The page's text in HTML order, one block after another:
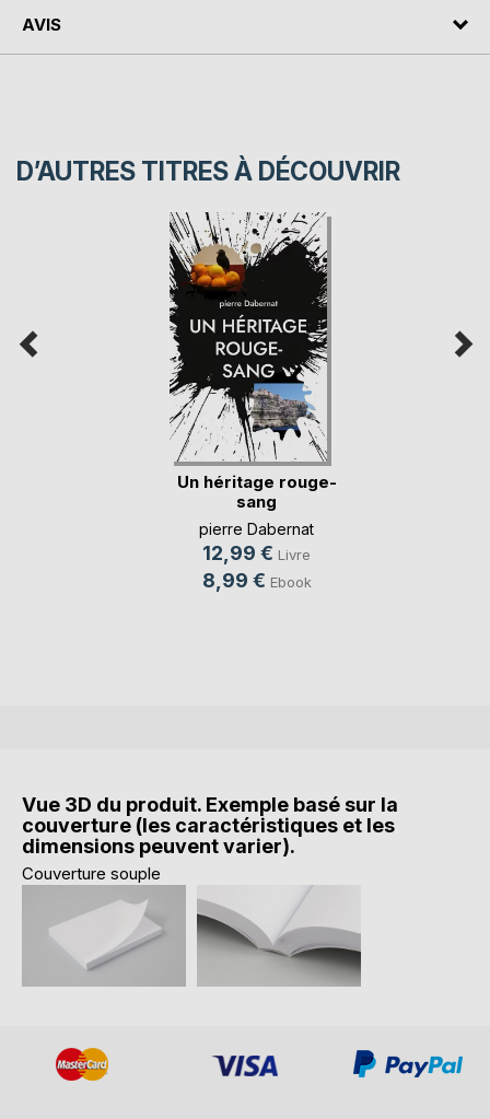
AVIS
D’AUTRES TITRES À DÉCOUVRIR
Un héritage rouge-
sang
pierre Dabernat
12,99 € Livre
8,99 € Ebook
Vue 3D du produit. Exemple basé sur la
couverture (les caractéristiques et les
dimensions peuvent varier).
Couverture souple